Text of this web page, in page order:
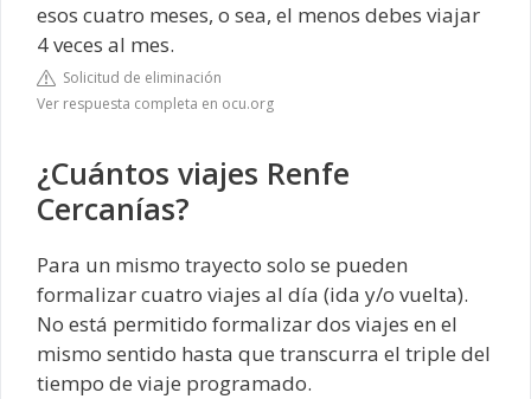
esos cuatro meses, o sea, el menos debes viajar
4 veces al mes.
Solicitud de eliminación
Ver respuesta completa en ocu.org
¿Cuántos viajes Renfe
Cercanías?
Para un mismo trayecto solo se pueden
formalizar cuatro viajes al día (ida y/o vuelta).
No está permitido formalizar dos viajes en el
mismo sentido hasta que transcurra el triple del
tiempo de viaje programado.